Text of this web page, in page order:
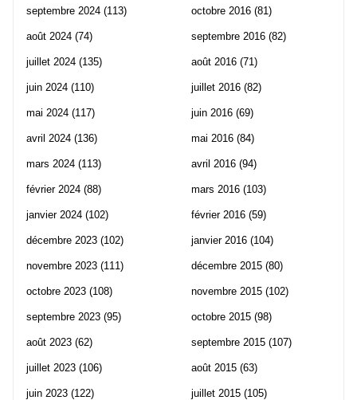
septembre 2024 (113)
août 2024 (74)
juillet 2024 (135)
juin 2024 (110)
mai 2024 (117)
avril 2024 (136)
mars 2024 (113)
février 2024 (88)
janvier 2024 (102)
décembre 2023 (102)
novembre 2023 (111)
octobre 2023 (108)
septembre 2023 (95)
août 2023 (62)
juillet 2023 (106)
juin 2023 (122)
octobre 2016 (81)
septembre 2016 (82)
août 2016 (71)
juillet 2016 (82)
juin 2016 (69)
mai 2016 (84)
avril 2016 (94)
mars 2016 (103)
février 2016 (59)
janvier 2016 (104)
décembre 2015 (80)
novembre 2015 (102)
octobre 2015 (98)
septembre 2015 (107)
août 2015 (63)
juillet 2015 (105)